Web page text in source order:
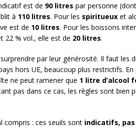
est de 90 litres par personne
à 110 litres. Pour les spiritueux et
est de 10 litres. Pour les boissons
22 % vol., elle est de 20 litres.
par leur générosité. Il faut les
hors UE, beaucoup plus restrictifs.
ne peut ramener que 1 litre d’alcool
pas dans ce cas, les règles sont
compris : ces seuils sont indicatifs,